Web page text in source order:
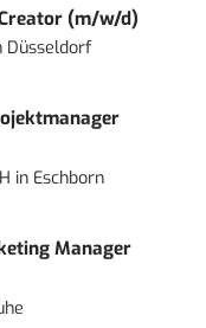
(m/w/d)
Düsseldorf
in Eschborn
Manager